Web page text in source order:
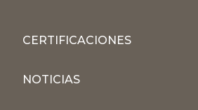
CERTIFICACIONES
NOTICIAS